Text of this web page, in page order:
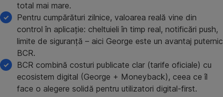
total mai mare.
Pentru cumpărături zilnice, valoarea reală vine din
control în aplicație: cheltuieli în timp real, notificări push,
limite de siguranță – aici George este un avantaj puternic
BCR.
BCR combină costuri publicate clar (tarife oficiale) cu
ecosistem digital (George + Moneyback), ceea ce îl
face o alegere solidă pentru utilizatori digital-first.